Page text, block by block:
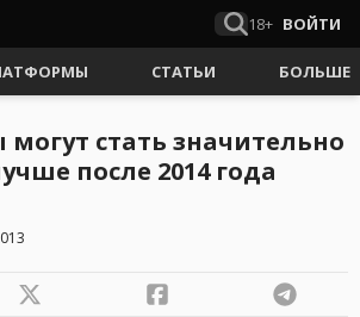
18+ ВОЙТИ
СТАТЬИ БОЛЬШЕ
стать значительно
после 2014 года